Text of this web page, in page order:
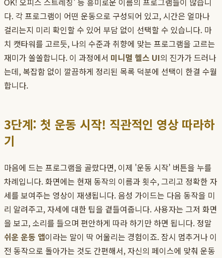
다. 각 프로그램이 어떤 운동으로 구성되어 있고, 시간은 얼마나
걸리는지 미리 확인할 수 있어 부담 없이 선택할 수 있습니다. 마
치 캣타워를 고르듯, 나의 수준과 취향에 맞는 프로그램을 고르는
재미가 쏠쏠합니다. 이 과정에서 미니멀 헬스 UI의 진가가 드러나
는데, 복잡함 없이 깔끔하게 정리된 목록 덕분에 선택이 한결 수월
합니다.
3단계: 첫 운동 시작! 직관적인 영상 따라하
기
마음에 드는 프로그램을 골랐다면, 이제 '운동 시작' 버튼을 누를
차례입니다. 화면에는 현재 동작의 이름과 횟수, 그리고 정확한 자
세를 보여주는 영상이 재생됩니다. 음성 가이드는 다음 동작을 미
리 알려주고, 자세에 대한 팁을 곁들여줍니다. 사용자는 그저 화면
을 보고, 소리를 들으며 편안하게 따라 하기만 하면 됩니다. 정말
쉬운 운동 앱이라는 말이 딱 어울리는 경험이죠. 잠시 멈추거나 이
전 동작으로 돌아가는 것도 간편해서, 자신의 페이스에 맞춰 운동